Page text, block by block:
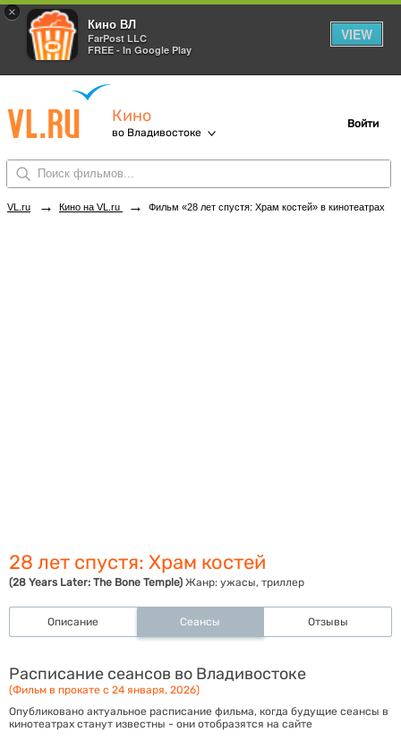
×
Кино ВЛ
FarPost LLC
FREE - In Google Play
VIEW
Кино
во Владивостоке
Войти
VL.ru → Кино на VL.ru → Фильм «28 лет спустя: Храм костей» в кинотеатрах Владивостока. Купить билеты!
28 лет спустя: Храм костей
(28 Years Later: The Bone Temple) Жанр: ужасы, триллер
Описание Сеансы Отзывы
Расписание сеансов во Владивостоке
(Фильм в прокате с 24 января, 2026)
Опубликовано актуальное расписание фильма, когда будущие сеансы в
кинотеатрах станут известны - они отобразятся на сайте